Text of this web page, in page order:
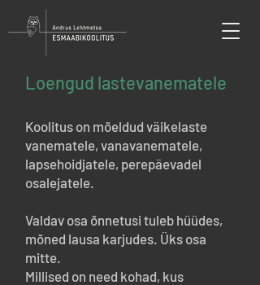
Loengud lastevanematele
Koolitus on mõeldud väikelaste
vanematele, vanavanematele,
lapsehoidjatele, perepäevadel
osalejatele.
Valdav osa õnnetusi tuleb hüüdes,
mõned lausa karjudes. Üks osa
mitte.
Millised on need kohad, kus